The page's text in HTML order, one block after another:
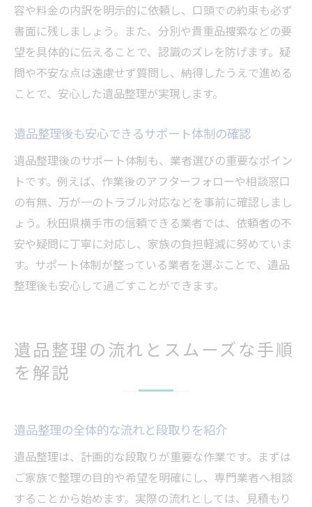
容や料金の内訳を明示的に依頼し、口頭での約束も必ず
書面に残しましょう。また、分別や貴重品捜索などの要
望を具体的に伝えることで、認識のズレを防げます。疑
問や不安な点は遠慮せず質問し、納得したうえで進める
ことで、安心した遺品整理が実現します。
遺品整理後も安心できるサポート体制の確認
遺品整理後のサポート体制も、業者選びの重要なポイン
トです。例えば、作業後のアフターフォローや相談窓口
の有無、万が一のトラブル対応などを事前に確認しまし
ょう。秋田県横手市の信頼できる業者では、依頼者の不
安や疑問に丁寧に対応し、家族の負担軽減に努めていま
す。サポート体制が整っている業者を選ぶことで、遺品
整理後も安心して過ごすことができます。
遺品整理の流れとスムーズな手順
を解説
遺品整理の全体的な流れと段取りを紹介
遺品整理は、計画的な段取りが重要な作業です。まずは
ご家族で整理の目的や希望を明確にし、専門業者へ相談
することから始めます。実際の流れとしては、見積もり